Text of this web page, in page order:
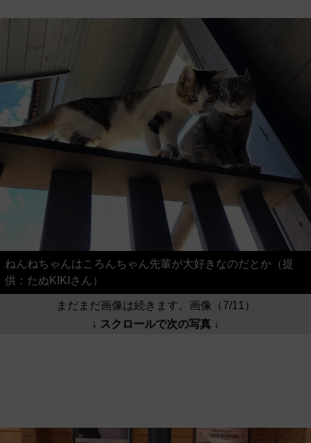
ねんねちゃんはころんちゃん先輩が大好きなのだとか（提
供：たぬKIKIさん）
まだまだ画像は続きます。画像（7/11）
↓ スクロールで次の写真 ↓